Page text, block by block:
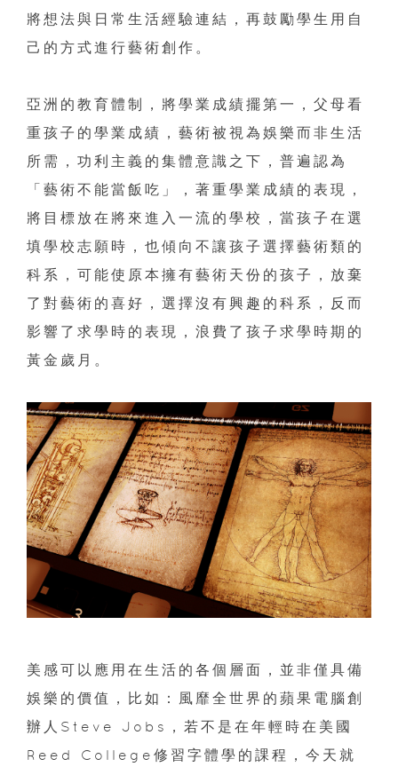
將想法與日常生活經驗連結，再鼓勵學生用自
己的方式進行藝術創作。
亞洲的教育體制，將學業成績擺第一，父母看
重孩子的學業成績，藝術被視為娛樂而非生活
所需，功利主義的集體意識之下，普遍認為
「藝術不能當飯吃」，著重學業成績的表現，
將目標放在將來進入一流的學校，當孩子在選
填學校志願時，也傾向不讓孩子選擇藝術類的
科系，可能使原本擁有藝術天份的孩子，放棄
了對藝術的喜好，選擇沒有興趣的科系，反而
影響了求學時的表現，浪費了孩子求學時期的
黃金歲月。
美感可以應用在生活的各個層面，並非僅具備
娛樂的價值，比如：風靡全世界的蘋果電腦創
辦人Steve Jobs，若不是在年輕時在美國
Reed College修習字體學的課程，今天就